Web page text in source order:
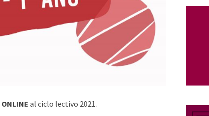
ONLINE al ciclo lectivo 2021.